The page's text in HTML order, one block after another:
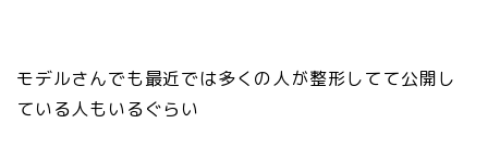
モデルさんでも最近では多くの人が整形してて公開し
ている人もいるぐらい